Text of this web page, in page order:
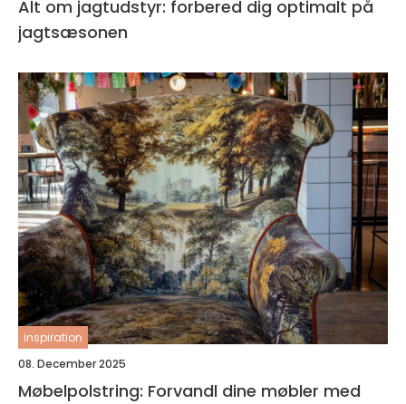
Alt om jagtudstyr: forbered dig optimalt på
jagtsæsonen
inspiration
08. December 2025
Møbelpolstring: Forvandl dine møbler med